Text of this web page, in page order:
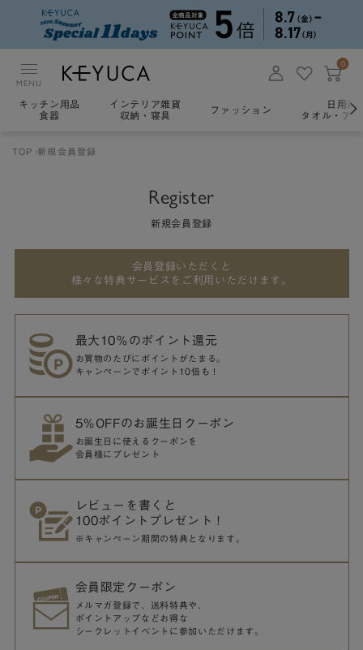
MENU
0
キッチン用品
食器
インテリア雑貨
収納・寝具
ファッション
日用雑
タオル・ア
TOP 新規会員登録
Register
新規会員登録
会員登録いただくと
様々な特典サービスをご利用いただけます。
最大10％のポイント還元
お買物のたびにポイントがたまる。
キャンペーンでポイント10倍も！
5％OFFのお誕生日クーポン
お誕生日に使えるクーポンを
会員様にプレゼント
レビューを書くと
100ポイントプレゼント！
※キャンペーン期間の特典となります。
会員限定クーポン
メルマガ登録で、送料特典や、
ポイントアップなどお得な
シークレットイベントに参加いただけます。